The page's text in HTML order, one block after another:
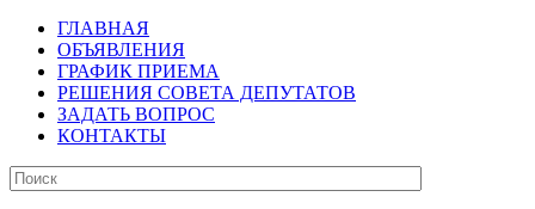
ГЛАВНАЯ
ОБЪЯВЛЕНИЯ
ГРАФИК ПРИЕМА
РЕШЕНИЯ СОВЕТА ДЕПУТАТОВ
ЗАДАТЬ ВОПРОС
КОНТАКТЫ